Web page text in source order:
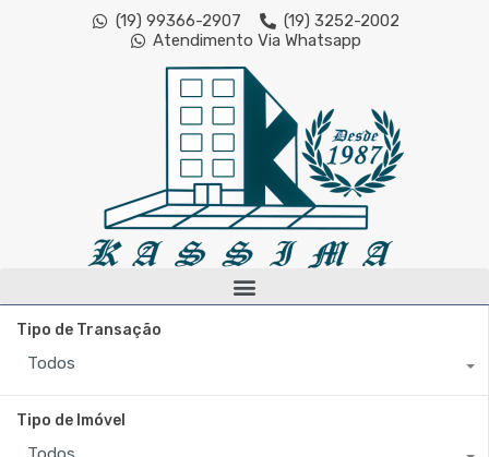
(19) 99366-2907
(19) 3252-2002
Atendimento Via Whatsapp
Tipo de Transação
Todos
Tipo de Imóvel